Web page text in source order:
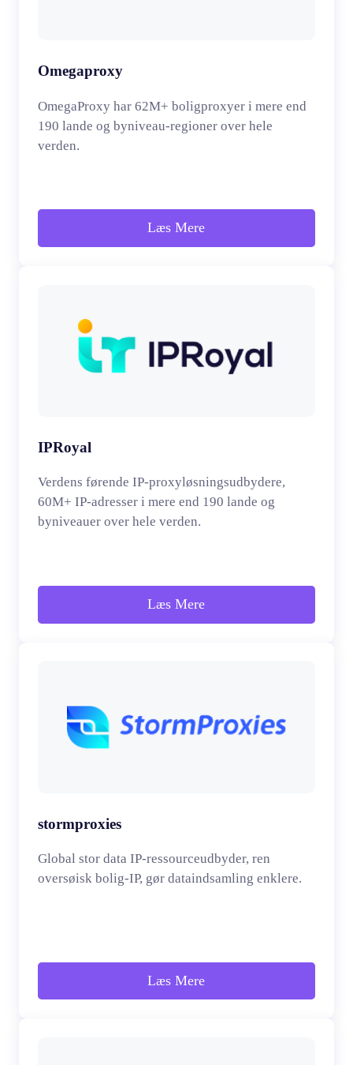
Omegaproxy
OmegaProxy har 62M+ boligproxyer i mere end
190 lande og byniveau-regioner over hele
verden.
Læs Mere
IPRoyal
Verdens førende IP-proxyløsningsudbydere,
60M+ IP-adresser i mere end 190 lande og
byniveauer over hele verden.
Læs Mere
stormproxies
Global stor data IP-ressourceudbyder, ren
oversøisk bolig-IP, gør dataindsamling enklere.
Læs Mere